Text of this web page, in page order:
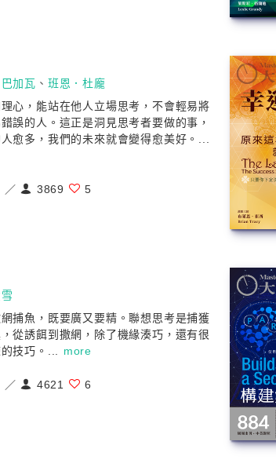
加瓦 、 班恩．杜龐
心，能站在他人立場思考，不會輕易將
誤的人。這正是洞見思考者要做的事，
愈多，我們的未來就會變得愈美好。...
／ 3869 5
捕魚，既要廣又要精。聯想思考是捕獲
從誘餌到撒網，除了機緣湊巧，還有很
技巧。... more
／ 4621 6